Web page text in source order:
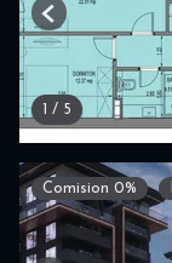
/ 5
Previous
Comision 0%